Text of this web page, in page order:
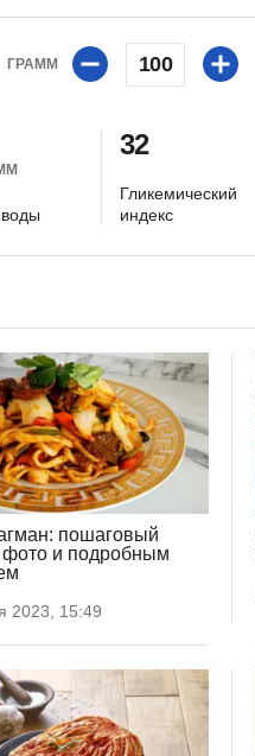
ГРАММ 100
32
Гликемический
индекс
пошаговый
фото и подробным
2023, 15:49